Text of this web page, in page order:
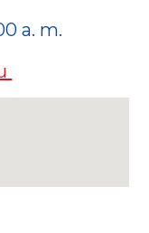
a. m.